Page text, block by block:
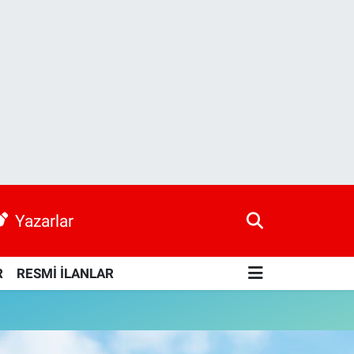
Yazarlar
RESMİ İLANLAR